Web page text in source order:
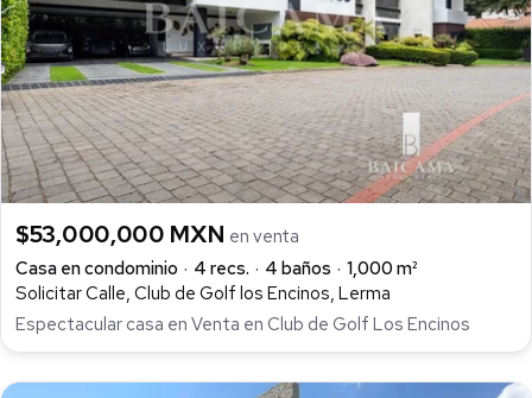
$53,000,000 MXN en venta
Casa en condominio
4 recs. 4 baños
1,000 m²
Solicitar Calle, Club de Golf los Encinos, Lerma
Espectacular casa en Venta en Club de Golf Los Encinos